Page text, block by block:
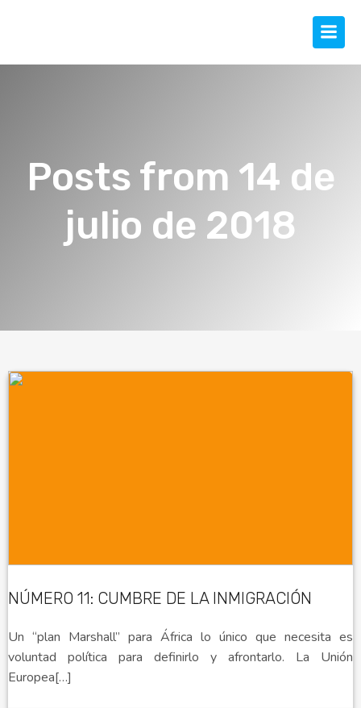
Posts from 14 de
julio de 2018
NÚMERO 11: CUMBRE DE LA INMIGRACIÓN
Un “plan Marshall” para África lo único que necesita es
voluntad política para definirlo y afrontarlo. La Unión
Europea[…]